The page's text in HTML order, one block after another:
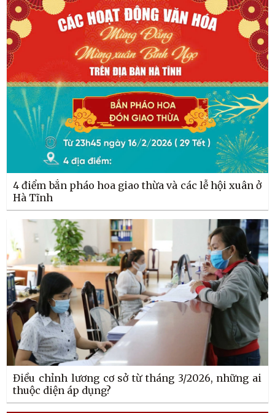
4 điểm bắn pháo hoa giao thừa và các lễ hội xuân ở
Hà Tĩnh
Điều chỉnh lương cơ sở từ tháng 3/2026, những ai
thuộc diện áp dụng?